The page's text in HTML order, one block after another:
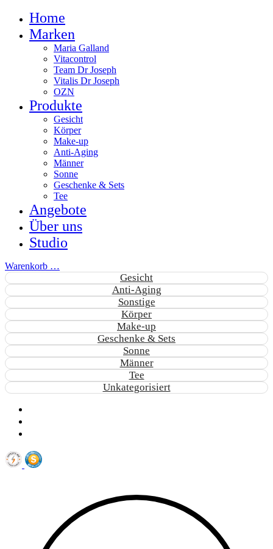
Home
Marken
Maria Galland
Vitacontrol
Team Dr Joseph
Vitalis Dr Joseph
OZN
Produkte
Gesicht
Körper
Make-up
Anti-Aging
Männer
Sonne
Geschenke & Sets
Tee
Angebote
Über uns
Studio
Warenkorb …
Gesicht
Anti-Aging
Sonstige
Körper
Make-up
Geschenke & Sets
Sonne
Männer
Tee
Unkategorisiert